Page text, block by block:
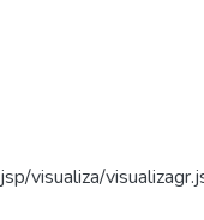
visualiza/